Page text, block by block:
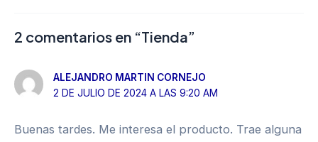
2 comentarios en “Tienda”
ALEJANDRO MARTIN CORNEJO
2 DE JULIO DE 2024 A LAS 9:20 AM
Buenas tardes. Me interesa el producto. Trae alguna